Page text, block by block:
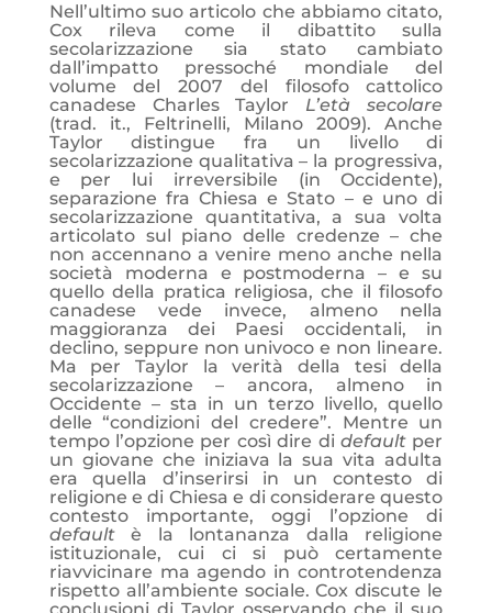
Nell’ultimo suo articolo che abbiamo citato,
Cox rileva come il dibattito sulla
secolarizzazione sia stato cambiato
dall’impatto pressoché mondiale del
volume del 2007 del filosofo cattolico
canadese Charles Taylor L’età secolare
(trad. it., Feltrinelli, Milano 2009). Anche
Taylor distingue fra un livello di
secolarizzazione qualitativa – la progressiva,
e per lui irreversibile (in Occidente),
separazione fra Chiesa e Stato – e uno di
secolarizzazione quantitativa, a sua volta
articolato sul piano delle credenze – che
non accennano a venire meno anche nella
società moderna e postmoderna – e su
quello della pratica religiosa, che il filosofo
canadese vede invece, almeno nella
maggioranza dei Paesi occidentali, in
declino, seppure non univoco e non lineare.
Ma per Taylor la verità della tesi della
secolarizzazione – ancora, almeno in
Occidente – sta in un terzo livello, quello
delle “condizioni del credere”. Mentre un
tempo l’opzione per così dire di defaultper
un giovane che iniziava la sua vita adulta
era quella d’inserirsi in un contesto di
religione e di Chiesa e di considerare questo
contesto importante, oggi l’opzione di
defaultè la lontananza dalla religione
istituzionale, cui ci si può certamente
riavvicinare ma agendo in controtendenza
rispetto all’ambiente sociale. Cox discute le